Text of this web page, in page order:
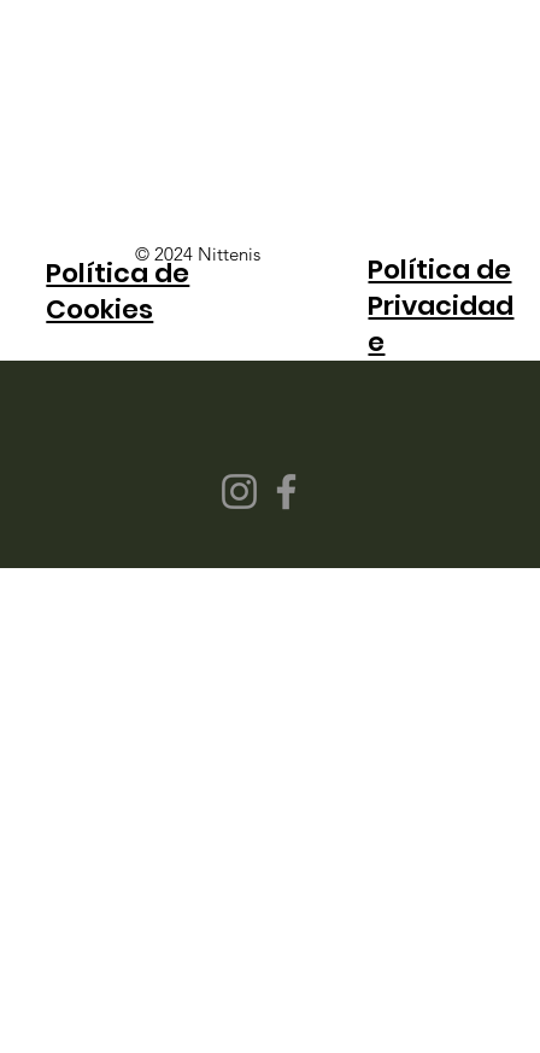
© 2024 Nittenis
Política de
Privacidad
e
Política de
Cookies